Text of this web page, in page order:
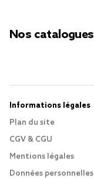
Nos catalogues
Informations légales
Plan du site
CGV & CGU
Mentions légales
Données personnelles